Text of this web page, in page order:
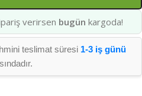
verirsen bugün kargoda!
teslimat süresi 1-3 iş günü